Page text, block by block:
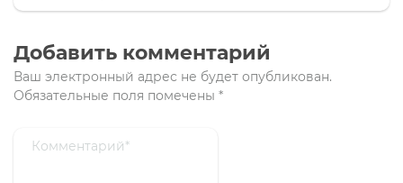
Добавить комментарий
Ваш электронный адрес не будет опубликован.
Обязательные поля помечены *